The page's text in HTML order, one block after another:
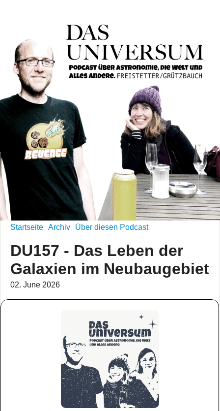
Startseite Archiv Über diesen Podcast
DU157 - Das Leben der
Galaxien im Neubaugebiet
02. June 2026